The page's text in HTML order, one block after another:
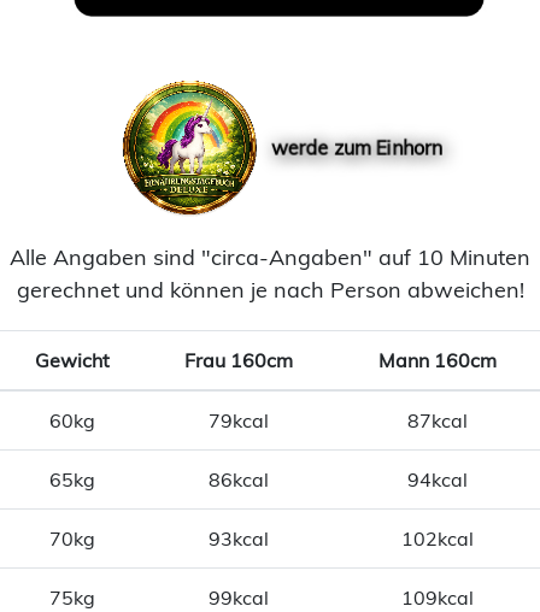
werde zum Einhorn
Alle Angaben sind "circa-Angaben" auf 10 Minuten
gerechnet und können je nach Person abweichen!
Gewicht Frau 160cm Mann 160cm
60kg 79kcal 87kcal
65kg 86kcal 94kcal
70kg 93kcal 102kcal
75kg 99kcal 109kcal